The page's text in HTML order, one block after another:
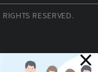
RESERVED.
×